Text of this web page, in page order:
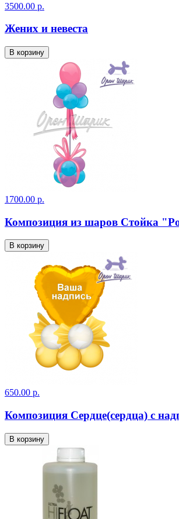
3500.00 р.
Жених и невеста
В корзину
1700.00 р.
Композиция из шаров Стойка
В корзину
650.00 р.
Композиция Сердце(сердца) с
В корзину